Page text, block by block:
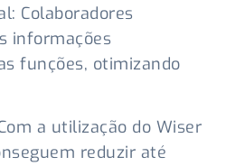
Colaboradores
informações
funções, otimizando
a utilização do Wiser
reduzir até